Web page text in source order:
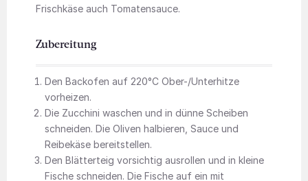
Frischkäse auch Tomatensauce.
Zubereitung
Den Backofen auf 220°C Ober-/Unterhitze
vorheizen.
Die Zucchini waschen und in dünne Scheiben
schneiden. Die Oliven halbieren, Sauce und
Reibekäse bereitstellen.
Den Blätterteig vorsichtig ausrollen und in kleine
Fische schneiden. Die Fische auf ein mit